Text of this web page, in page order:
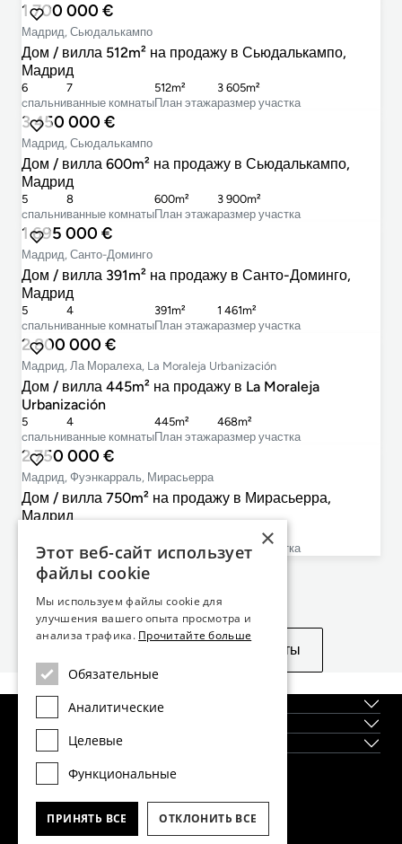
1 700 000 €
Мадрид, Сьюдалькампо
Дом / вилла 512m² на продажу в Сьюдалькампо,
Мадрид
cпальни
6
ванные комнаты
7
План этажа
512m²
размер участка
3 605m²
3 450 000 €
Мадрид, Сьюдалькампо
Дом / вилла 600m² на продажу в Сьюдалькампо,
Мадрид
cпальни
5
ванные комнаты
8
План этажа
600m²
размер участка
3 900m²
1 695 000 €
Мадрид, Санто-Доминго
Дом / вилла 391m² на продажу в Санто-Доминго,
Мадрид
cпальни
5
ванные комнаты
4
План этажа
391m²
размер участка
1 461m²
2 800 000 €
Мадрид, Ла Моралеха, La Moraleja Urbanización
Дом / вилла 445m² на продажу в La Moraleja
Urbanización
cпальни
5
ванные комнаты
4
План этажа
445m²
размер участка
468m²
2 750 000 €
Мадрид, Фуэнкарраль, Мирасьерра
Дом / вилла 750m² на продажу в Мирасьерра,
Мадрид
cпальниванные комнаты План этажа размер участка
Не нашли то, что искали?
Посмотреть похожие объекты
Регионы
Новостройки
×
Этот веб-сайт использует
файлы cookie
Мы используем файлы cookie для
улучшения вашего опыта просмотра и
анализа трафика. Прочитайте больше
Обязательные
Аналитические
Целевые
Функциональные
ПРИНЯТЬ ВСЕ ОТКЛОНИТЬ ВСЕ